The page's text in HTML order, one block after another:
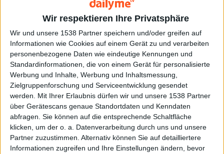
Wir respektieren Ihre Privatsphäre
Wir und unsere 1538 Partner speichern und/oder greifen auf
Informationen wie Cookies auf einem Gerät zu und verarbeiten
personenbezogene Daten wie eindeutige Kennungen und
Standardinformationen, die von einem Gerät für personalisierte
Werbung und Inhalte, Werbung und Inhaltsmessung,
Zielgruppenforschung und Serviceentwicklung gesendet
werden. Mit Ihrer Erlaubnis dürfen wir und unsere 1538 Partner
über Gerätescans genaue Standortdaten und Kenndaten
abfragen. Sie können auf die entsprechende Schaltfläche
klicken, um der o. a. Datenverarbeitung durch uns und unsere
Partner zuzustimmen. Alternativ können Sie auf detailliertere
Informationen zugreifen und Ihre Einstellungen ändern, bevor
Folge 6: Ausleckenwitz